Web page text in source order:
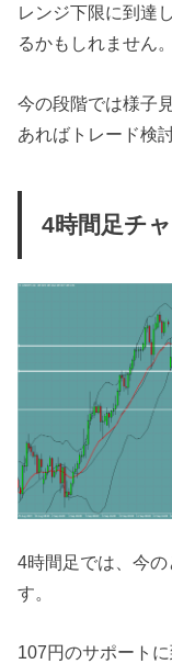
レンジ下限に到達
るかもしれません。
今の段階では様子
あればトレード検
4時間足チ
4時間足では、今
す。
107円のサポート